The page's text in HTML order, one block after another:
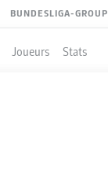
BUNDESLIGA-GROUP
Joueurs Stats